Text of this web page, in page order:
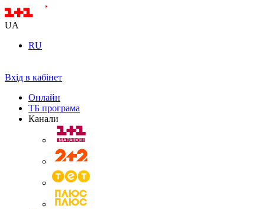
UA
RU
Вхід в кабінет
Онлайн
ТБ програма
Канали